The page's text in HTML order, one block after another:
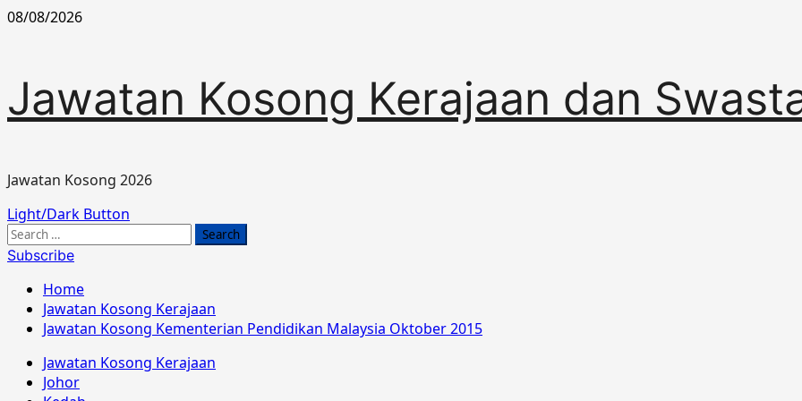
Skip
08/08/2026
Jawatan Kosong Kerajaan dan
Jawatan Kosong 2026
Primary
Menu
Light/Dark Button
Search
for:
Subscribe
Home
Jawatan Kosong Kerajaan
Jawatan Kosong Kementerian Pendidikan Malaysia Oktober 2015
Jawatan Kosong Kerajaan
Johor